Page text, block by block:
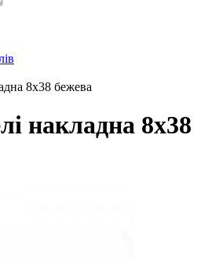
8х38 бежева
накладна 8х38